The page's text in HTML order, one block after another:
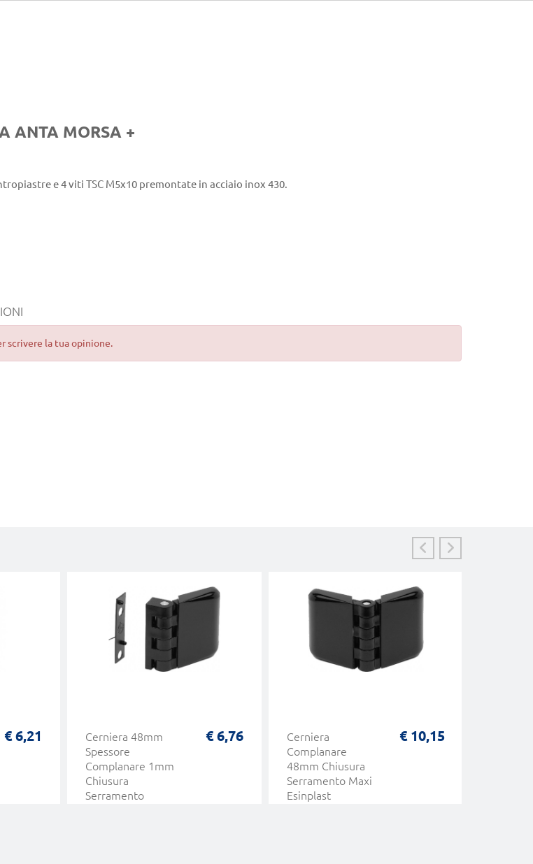
ANTA MORSA +
e 4 viti TSC M5x10 premontate in acciaio inox 430.
scrivere la tua opinione.
€ 6,21
Cerniera 48mm
Spessore
Complanare 1mm
Chiusura
Serramento
€ 6,76
Cerniera
Complanare
48mm Chiusura
Serramento Maxi
Esinplast
€ 10,15